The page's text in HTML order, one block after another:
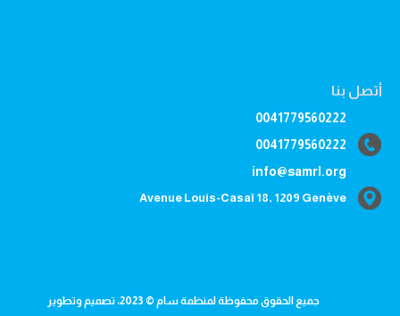
أتصل بنا
0041779560222
0041779560222
info@samrl.org
Avenue Louis-Casaï 18, 1209 Genève
جميع الحقوق محفوظة لمنظمة سام © 2023، تصميم وتطوير